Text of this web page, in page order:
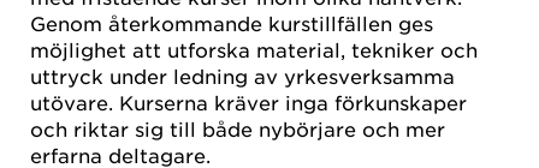
Genom återkommande kurstillfällen ges
möjlighet att utforska material, tekniker och
uttryck under ledning av yrkesverksamma
utövare. Kurserna kräver inga förkunskaper
och riktar sig till både nybörjare och mer
erfarna deltagare.